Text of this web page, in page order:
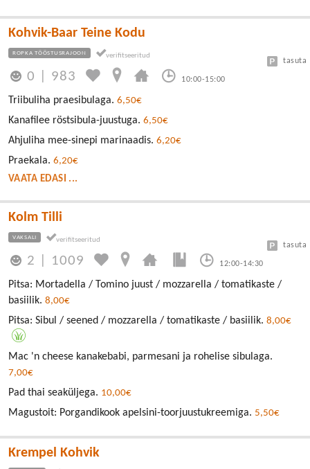
Kohvik-Baar Teine Kodu
ROPKA TÖÖSTUSRAJOON
0 983 10:00-15:00
tasuta
Triibuliha praesibulaga. 6,50€
Kanafilee röstsibula-juustuga. 6,50€
Ahjuliha mee-sinepi marinaadis. 6,20€
Praekala. 6,20€
VAATA EDASI ...
Kolm Tilli
VAKSALI
2 1009 12:00-14:30
tasuta
Pitsa: Mortadella / Tomino juust / mozzarella / tomatikaste /
basiilik. 8,00€
Pitsa: Sibul / seened / mozzarella / tomatikaste / basiilik. 8,00€
Mac 'n cheese kanakebabi, parmesani ja rohelise sibulaga.
7,00€
Pad thai seaküljega. 10,00€
Magustoit: Porgandikook apelsini-toorjuustukreemiga. 5,50€
Krempel Kohvik